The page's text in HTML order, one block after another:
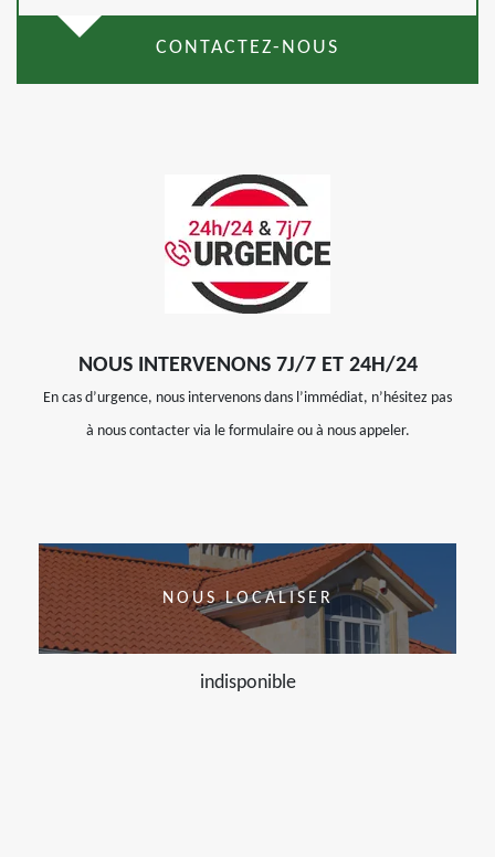
CONTACTEZ-NOUS
NOUS INTERVENONS 7J/7 ET 24H/24
En cas d’urgence, nous intervenons dans l’immédiat, n’hésitez pas
à nous contacter via le formulaire ou à nous appeler.
NOUS LOCALISER
indisponible